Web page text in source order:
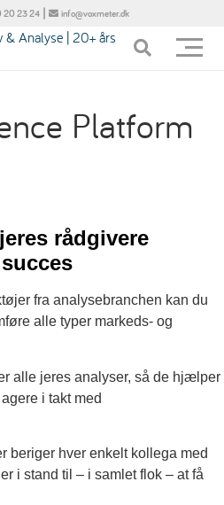
20 23 24 | info@voxmeter.dk
Platform
rådgivere
fra analysebranchen kan du
alle typer markeds- og
alle jeres analyser, så de hjælper
i takt med
beriger hver enkelt kollega med
i stand til – i samlet flok – at få